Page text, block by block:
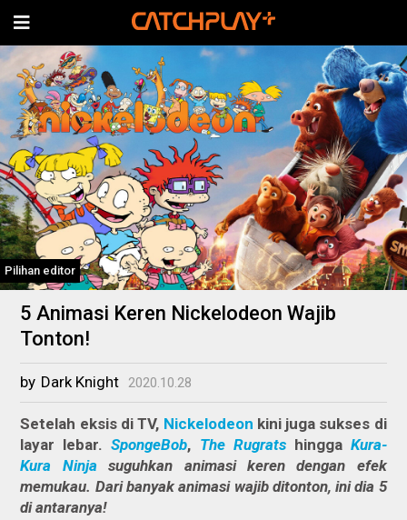
Pilihan editor
5 Animasi Keren Nickelodeon Wajib
Tonton!
by Dark Knight 2020.10.28
Setelah eksis di TV, Nickelodeon kini juga sukses di
layar lebar.SpongeBob, The Rugratshingga Kura-
Kura Ninja suguhkan animasi keren dengan efek
memukau. Dari banyak animasi wajib ditonton, ini dia 5
di antaranya!